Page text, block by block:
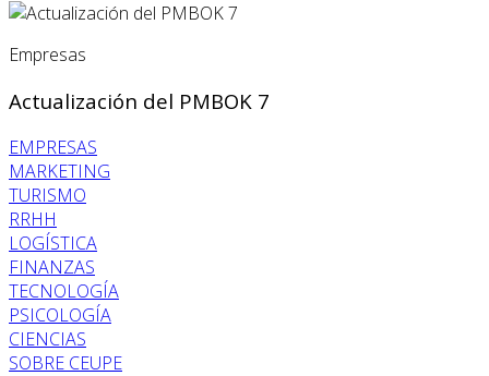
Empresas
Actualización del PMBOK 7
EMPRESAS
MARKETING
TURISMO
RRHH
LOGÍSTICA
FINANZAS
TECNOLOGÍA
PSICOLOGÍA
CIENCIAS
SOBRE CEUPE